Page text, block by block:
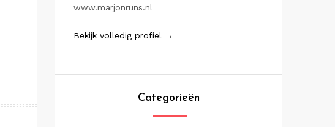
www.marjonruns.nl
Bekijk volledig profiel →
Categorieën